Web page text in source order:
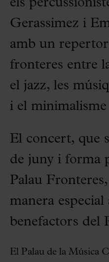
Gerassimez i
amb un
fronteres entre
el jazz, les
i el
El concert, que
de juny i forma
Palau
manera especial
benefactors del
El Palau de la Música